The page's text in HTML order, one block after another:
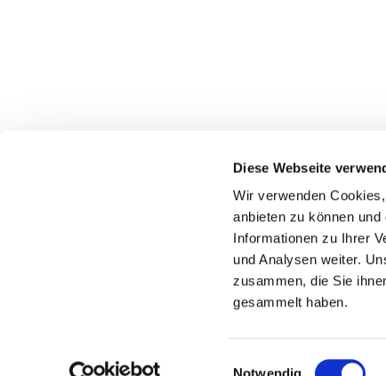
Diese Webseite
Wir verwenden
anbieten zu können
Informationen zu Ihrer
und Analysen weiter.
zusammen, die Sie
gesammelt haben.
Einwilligungsauswahl
Notwendig